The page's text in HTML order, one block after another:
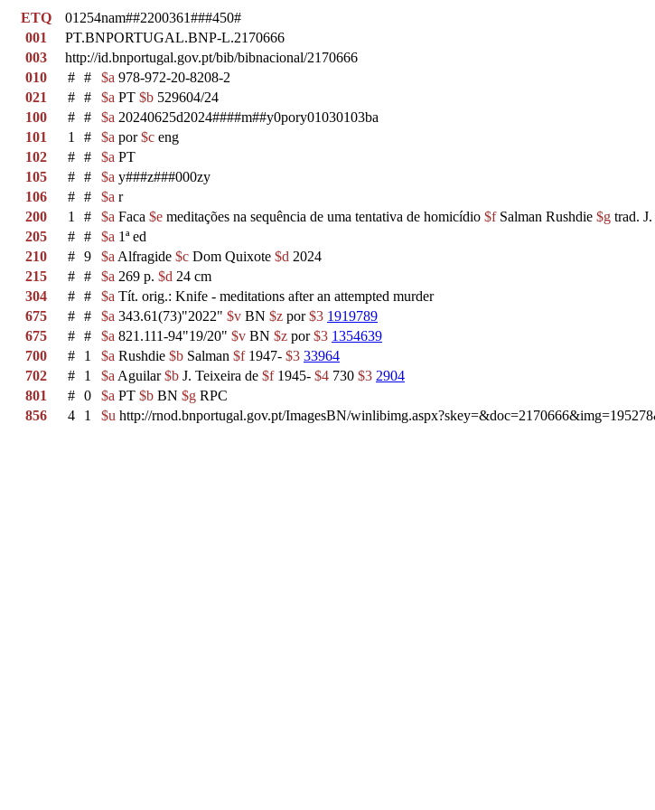
ETQ
01254nam##2200361###450#
001
PT.BNPORTUGAL.BNP-L.2170666
003
http://id.bnportugal.gov.pt/bib/bibnacional/2170666
010
# # $a 978-972-20-8208-2
021
# # $a PT $b 529604/24
100
# # $a 20240625d2024####m##y0pory01030103ba
101
1 # $a por$c eng
102
# # $a PT
105
# # $a y###z###000zy
106
# # $a r
200
1 # $a Faca $e meditações na sequência de uma tentativa de homicídio $fSalman Rushdie $g trad.
205
# # $a 1ª ed
210
# 9 $a Alfragide $c Dom Quixote $d 2024
215
# # $a 269 p. $d 24 cm
304
# # $a Tít. orig.: Knife - meditations after an attempted murder
675
# # $a 343.61(73)"2022" $v BN $z por$3 1919789
675
# # $a 821.111-94"19/20" $v BN $z por$3 1354639
700
# 1 $a Rushdie $b Salman $f1947- $3 33964
702
# 1 $a Aguilar$b J. Teixeira de $f1945- $4 730 $3 2904
801
# 0 $a PT $b BN $g RPC
856
4 1 $u http://rnod.bnportugal.gov.pt/ImagesBN/